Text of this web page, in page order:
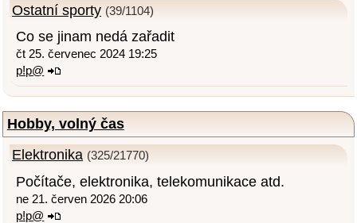
Ostatní sporty (39/1104)
Co se jinam nedá zařadit
čt 25. červenec 2024 19:25
p!p@
Hobby, volný čas
Elektronika (325/21770)
Počítače, elektronika, telekomunikace atd.
ne 21. červen 2026 20:06
p!p@